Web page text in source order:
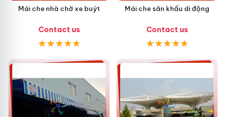
Mái che nhà chờ xe buýt
Contact us
Mái che sân khấu di động
Contact us